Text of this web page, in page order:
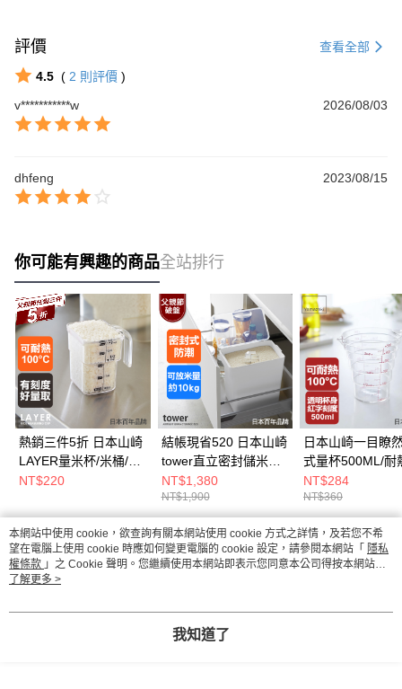
評價 查看全部
4.5 ( 2 則評價 )
v***********w
2026/08/03
dhfeng 2023/08/15
你可能有興趣的商品全站排行
熱銷三件5折 日本山崎
LAYER量米杯/米桶/儲
米桶/冰箱米桶/儲米箱/
NT$220
結帳現省520 日本山崎
tower直立密封儲米桶
(白)-附量米杯/米桶/儲
米桶/冰箱米桶/儲米箱/
量米杯/保鮮盒
NT$1,380
NT$1,900
日本山崎一目瞭
式量杯500ML/耐
100℃/料理用具/
用具/烘焙用具/量
杯
NT$284
NT$360
熱門標籤
本網站中使用 cookie，欲查詢有關本網站使用 cookie 方式之詳情，及若您不希
望在電腦上使用 cookie 時應如何變更電腦的 cookie 設定，請參閱本網站「 隱私
權條款 」之 Cookie 聲明。您繼續使用本網站即表示您同意本公司得按本網站使
用條款之 Cookie 聲明使用 cookie。
了解更多 >
我知道了